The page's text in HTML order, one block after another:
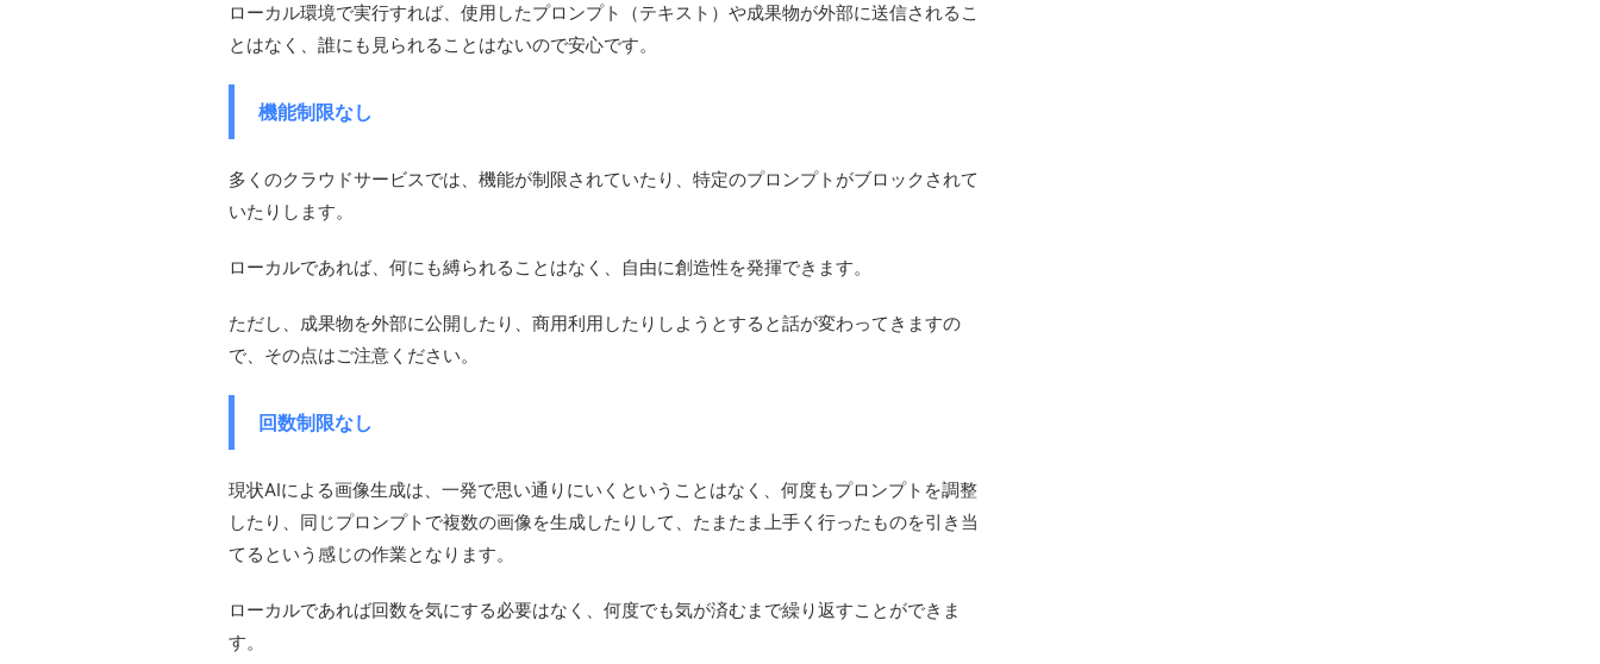
ローカル環境で実行すれば、使用したプロンプト（テキスト）や成果物が外部に送信されるこ
とはなく、誰にも見られることはないので安心です。
機能制限なし
多くのクラウドサービスでは、機能が制限されていたり、特定のプロンプトがブロックされて
いたりします。
ローカルであれば、何にも縛られることはなく、自由に創造性を発揮できます。
ただし、成果物を外部に公開したり、商用利用したりしようとすると話が変わってきますの
で、その点はご注意ください。
回数制限なし
現状AIによる画像生成は、一発で思い通りにいくということはなく、何度もプロンプトを調整
したり、同じプロンプトで複数の画像を生成したりして、たまたま上手く行ったものを引き当
てるという感じの作業となります。
ローカルであれば回数を気にする必要はなく、何度でも気が済むまで繰り返すことができま
す。